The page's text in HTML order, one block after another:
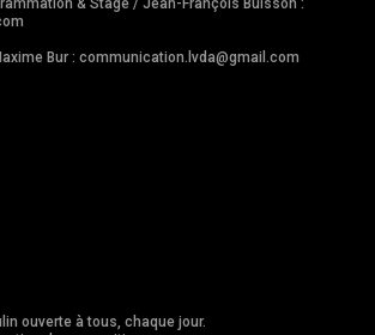
& Stage / Jean-François Buisson :
Bur : communication.lvda@gmail.com
ouverte à tous, chaque jour.